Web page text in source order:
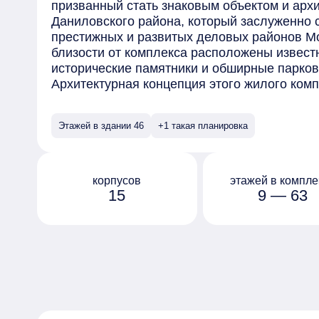
призванный стать знаковым объектом и
Даниловского района, который заслуженно
престижных и развитых деловых районов
близости от комплекса расположены
исторические памятники и обширные
Архитектурная концепция этого жилого
количеством комнат, от одной до четырех.
Благоустройство территории комплекса
потребностей всех категорий жильцов.
разработали концепцию многоуровневого
Этажей в здании 46 +1 такая планировка
15
корпусов
9 — 63
этажей в